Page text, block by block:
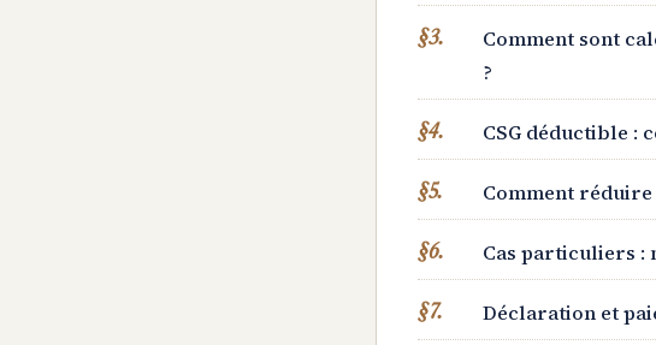
Comment sont
?
CSG déductible :
Comment réduire
Cas particuliers :
Déclaration et